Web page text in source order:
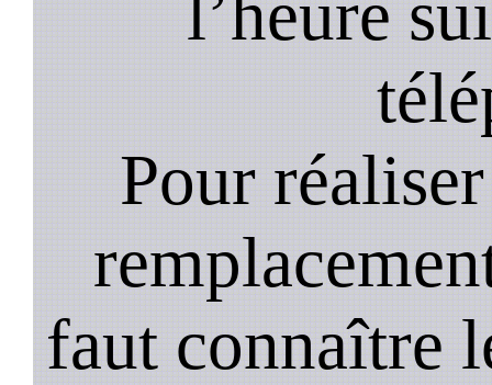
Pour
faut connaître